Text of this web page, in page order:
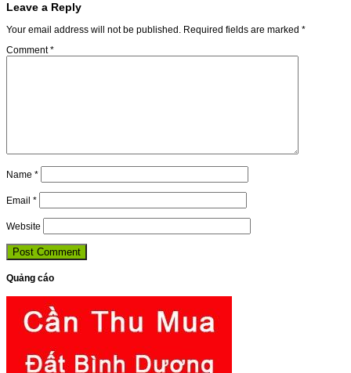
Leave a Reply
Your email address will not be published. Required fields are marked *
Comment*
Name *
Email *
Website
Quảng cáo